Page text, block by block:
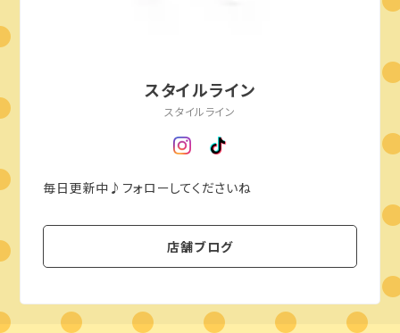
スタイルライン
スタイルライン
毎日更新中♪フォローしてくださいね
店舗ブログ